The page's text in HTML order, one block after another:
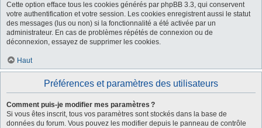
Cette option efface tous les cookies générés par phpBB 3.3, qui conservent
votre authentification et votre session. Les cookies enregistrent aussi le statut
des messages (lus ou non) si la fonctionnalité a été activée par un
administrateur. En cas de problèmes répétés de connexion ou de
déconnexion, essayez de supprimer les cookies.
Haut
Préférences et paramètres des utilisateurs
Comment puis-je modifier mes paramètres ?
Si vous êtes inscrit, tous vos paramètres sont stockés dans la base de
données du forum. Vous pouvez les modifier depuis le panneau de contrôle